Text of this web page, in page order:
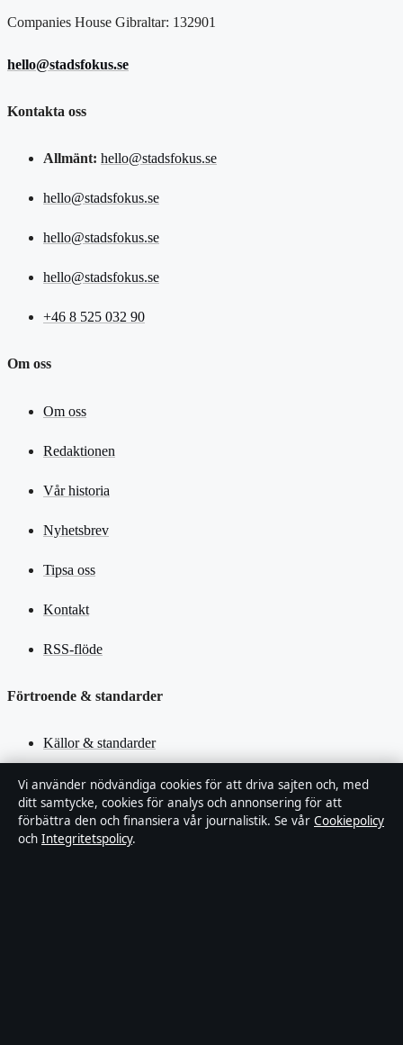
Companies House Gibraltar: 132901
hello@stadsfokus.se
Kontakta oss
Allmänt: hello@stadsfokus.se
hello@stadsfokus.se
hello@stadsfokus.se
hello@stadsfokus.se
+46 8 525 032 90
Om oss
Om oss
Redaktionen
Vår historia
Nyhetsbrev
Tipsa oss
Kontakt
RSS-flöde
Förtroende & standarder
Källor & standarder
Redaktionell policy
Rättelsepolicy
Vi använder nödvändiga cookies för att driva sajten och, med
ditt samtycke, cookies för analys och annonsering för att
förbättra den och finansiera vår journalistik. Se vår Cookiepolicy
och Integritetspolicy.